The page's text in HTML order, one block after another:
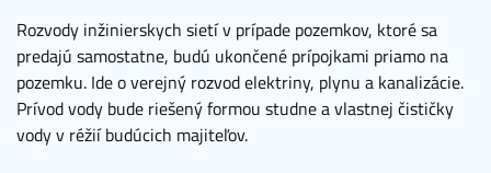
Rozvody inžinierskych sietí v prípade pozemkov, ktoré sa
predajú samostatne, budú ukončené prípojkami priamo na
pozemku. Ide o verejný rozvod elektriny, plynu a kanalizácie.
Prívod vody bude riešený formou studne a vlastnej čističky
vody v réžií budúcich majiteľov.